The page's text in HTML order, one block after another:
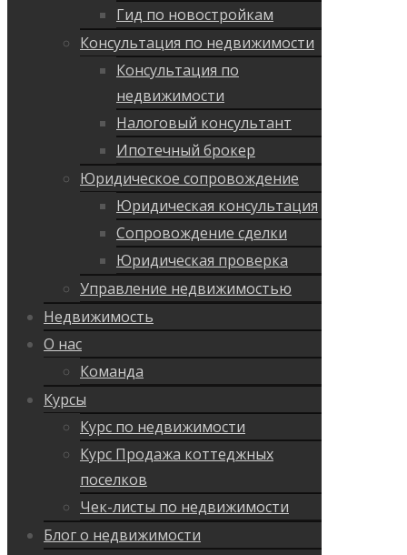
Гид по новостройкам
Консультация по недвижимости
Консультация по
недвижимости
Налоговый консультант
Ипотечный брокер
Юридическое сопровождение
Юридическая консультация
Сопровождение сделки
Юридическая проверка
Управление недвижимостью
Недвижимость
О нас
Команда
Курсы
Курс по недвижимости
Курс Продажа коттеджных
поселков
Чек-листы по недвижимости
Блог о недвижимости